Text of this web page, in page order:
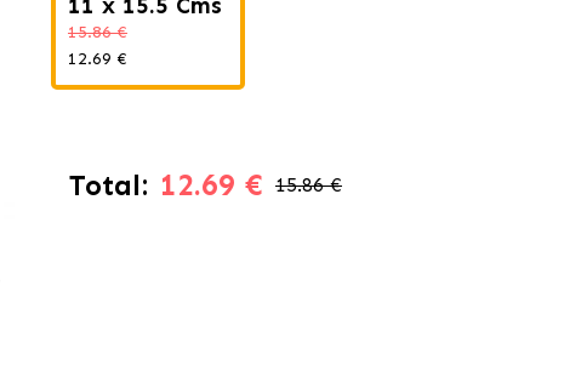
15.86 €
12.69 €
Total: 12.69 € 15.86 €